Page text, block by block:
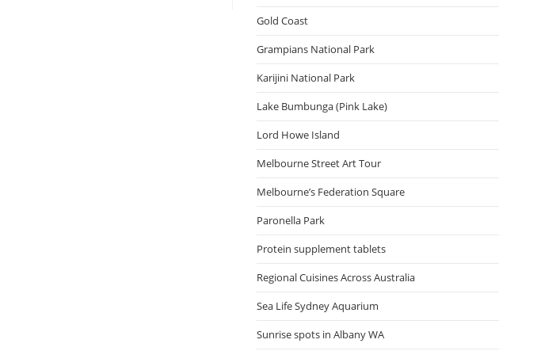
Gold Coast
Grampians National Park
Karijini National Park
Lake Bumbunga (Pink Lake)
Lord Howe Island
Melbourne Street Art Tour
Melbourne’s Federation Square
Paronella Park
Protein supplement tablets
Regional Cuisines Across Australia
Sea Life Sydney Aquarium
Sunrise spots in Albany WA